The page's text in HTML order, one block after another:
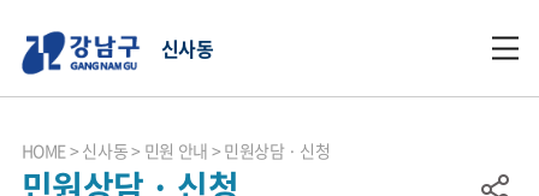
신사동
HOME 신사동 민원 안내 민원상담 · 신청